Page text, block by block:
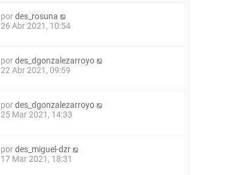
pordes_rosuna
26 Abr 2021, 10:54
pordes_dgonzalezarroyo
22 Abr 2021, 09:59
pordes_dgonzalezarroyo
25 Mar 2021, 14:33
pordes_miguel-dzr
17 Mar 2021, 18:31